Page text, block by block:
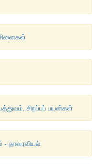
சிறப்புப் பயன்கள்
- தாவரவியல்